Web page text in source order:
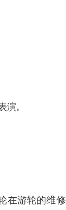
。
在游轮的维
is the